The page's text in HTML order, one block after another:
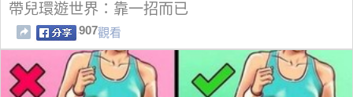
帶兒環遊世界：靠一招而已
907觀看